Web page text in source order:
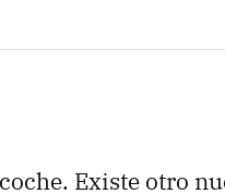
Existe otro